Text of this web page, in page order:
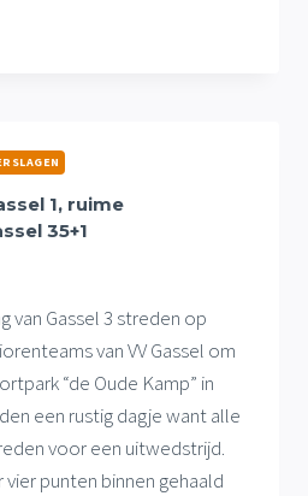
1, ruime
35+1
van Gassel 3 streden op
van VV Gassel om
“de Oude Kamp” in
een rustig dagje want alle
voor een uitwedstrijd.
punten binnen gehaald